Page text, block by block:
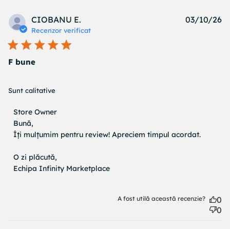
CIOBANU E.
Recenzor verificat
F bune
Sunt calitative
read more about review content
Comentariile proprietarului magazinului cu privire la
Recenzii de Store Owner pe Thu Mar 12 2026
Store Owner
Bună,
Îți mulțumim pentru review! Apreciem timpul acordat.
O zi plăcută,
Echipa Infinity Marketplace
03/10/26
A fost utilă această recenzie?
0
0